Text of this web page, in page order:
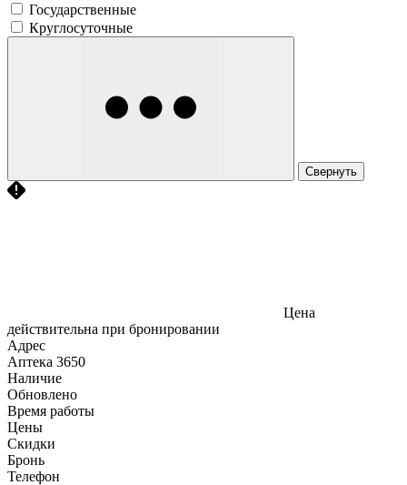
Государственные
Круглосуточные
Свернуть
Цена
действительна при бронировании
Адрес
Аптека 3650
Наличие
Обновлено
Время работы
Цены
Скидки
Бронь
Телефон